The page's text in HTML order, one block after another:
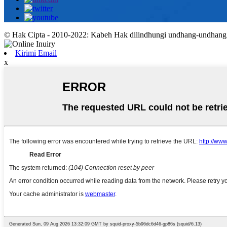
© Hak Cipta - 2010-2022: Kabeh Hak dilindhungi undhang-
Kirimi Email
x